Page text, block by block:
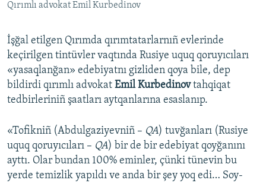
RFE/RS bütün saytları
Qırımlı advokat Emil Kurbedinov
İşğal etilgen Qırımda qırımtatarlarnıñ evlerinde
keçirilgen tintüvler vaqtında Rusiye uquq qoruyıcıları
«yasaqlanğan» edebiyatnı gizliden qoya bile, dep
bildirdi qırımlı advokat Emil Kurbedinovtahqiqat
tedbirleriniñ şaatları aytqanlarına esaslanıp.
«Tofikniñ (Abdulgaziyevniñ – QA) tuvğanları (Rusiye
uquq qoruyıcıları – QA) bir de bir edebiyat qoyğanını
ayttı. Olar bundan 100% eminler, çünki tünevin bu
yerde temizlik yapıldı ve anda bir şey yoq edi… Soy-